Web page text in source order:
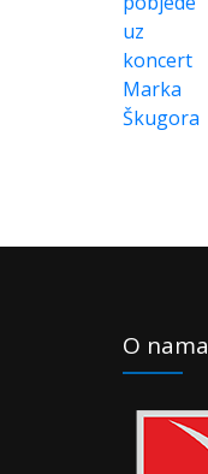
O nama